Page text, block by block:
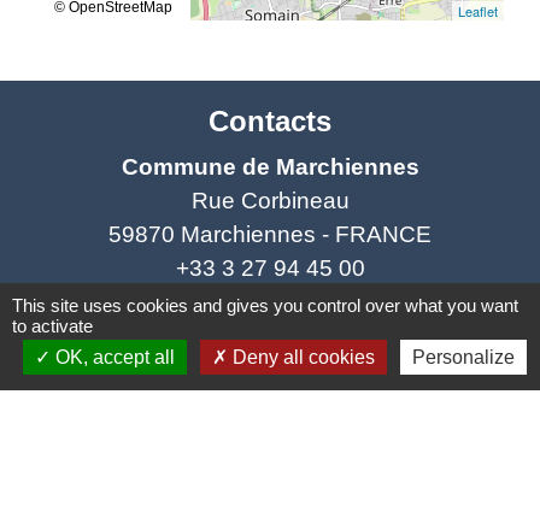
Leaflet
© OpenStreetMap
Contacts
Commune de Marchiennes
Rue Corbineau
59870 Marchiennes - FRANCE
+33 3 27 94 45 00
Contact par formulaire
This site uses cookies and gives you control over what you want
to activate
OK, accept all
Deny all cookies Personalize